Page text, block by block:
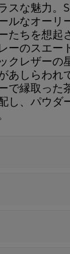
スな魅力。
ルなオーリ
たちを想起
ーのスエー
クレザーの
あしらわれ
で縁取った
し、パウダ